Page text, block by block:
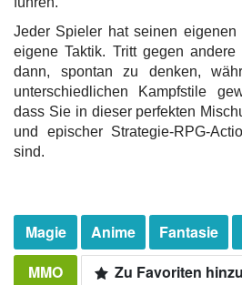
Jeder Spieler hat seinen
eigene Taktik. Tritt gegen
dann, spontan zu denken,
unterschiedlichen Kampfstile
dass Sie in dieser perfekten
und epischer Strategie-RPG-
sind.
Magie Anime Fantasie
MMO
Zu Favoriten